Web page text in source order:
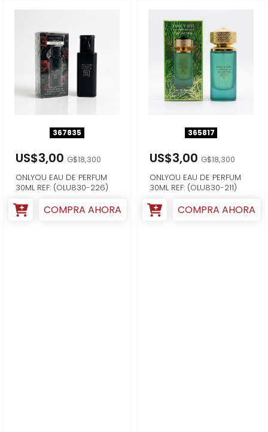
367835
US$3,00 G$18,300
ONLYOU EAU DE PERFUM
30ML REF: (OLU830-226)
COMPRA AHORA
365817
US$3,00 G$18,300
ONLYOU EAU DE PERFUM
30ML REF: (OLU830-211)
COMPRA AHORA